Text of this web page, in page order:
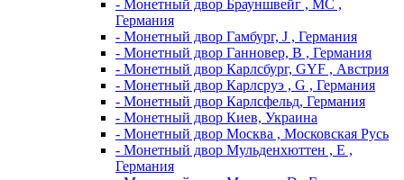
- Монетный двор Брауншвейг , MC ,
Германия
- Монетный двор Гамбург, J , Германия
- Монетный двор Ганновер, B , Германия
- Монетный двор Карлсбург, GYF , Австрия
- Монетный двор Карлсруэ , G , Германия
- Монетный двор Карлсфельд, Германия
- Монетный двор Киев, Украина
- Монетный двор Москва , Московская Русь
- Монетный двор Мульденхюттен , Е ,
Германия